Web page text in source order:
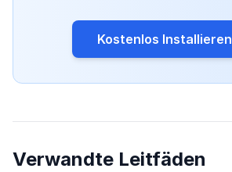
Kostenlos Installieren
Verwandte Leitfäden